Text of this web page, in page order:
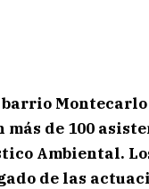
de 100
Ambiental.
de las